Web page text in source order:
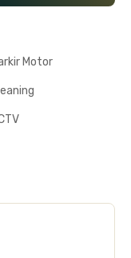
Motor